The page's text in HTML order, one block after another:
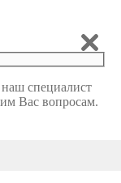
специалист
Вас вопросам.